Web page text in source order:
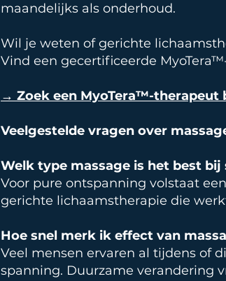
maandelijks als onderhoud.
Wil je weten of gerichte
Vind een gecertificeerde
→ Zoek een MyoTera™-therapeut
Veelgestelde vragen over
Welk type massage is het best bij
Voor pure ontspanning volstaat
gerichte lichaamstherapie die
Hoe snel merk ik effect van
Veel mensen ervaren al tijdens of
spanning. Duurzame verandering